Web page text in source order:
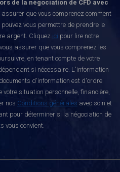
de la négociation de CFD avec
assurer que vous comprenez comment
pouvez vous permettre de prendre le
argent. Cliquez ici pour lire notre
assurer que vous comprenez les
en tenant compte de votre
si nécessaire. L'information
d'information est d'ordre
situation personnelle, financière,
nos Conditions générales avec soin et
pour déterminer si la négociation de
vous convient.